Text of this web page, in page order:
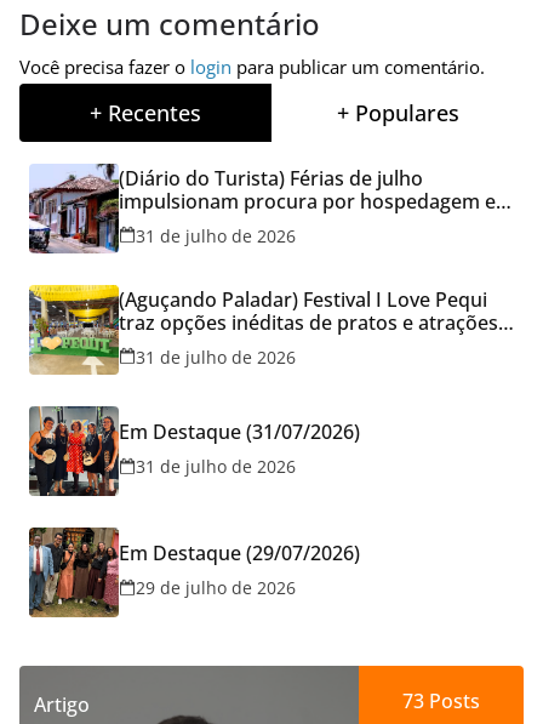
Deixe um comentário
Você precisa fazer o login para publicar um comentário.
+ Recentes + Populares
(Diário do Turista) Férias de julho
impulsionam procura por hospedagem em
Goiás e reforçam cuidados na hora de
reservar viagens
31 de julho de 2026
(Aguçando Paladar) Festival I Love Pequi
traz opções inéditas de pratos e atrações
gratuitas no fim de semana dos Pais em
Goiânia
31 de julho de 2026
Em Destaque (31/07/2026)
31 de julho de 2026
Em Destaque (29/07/2026)
29 de julho de 2026
Artigo 73 Posts